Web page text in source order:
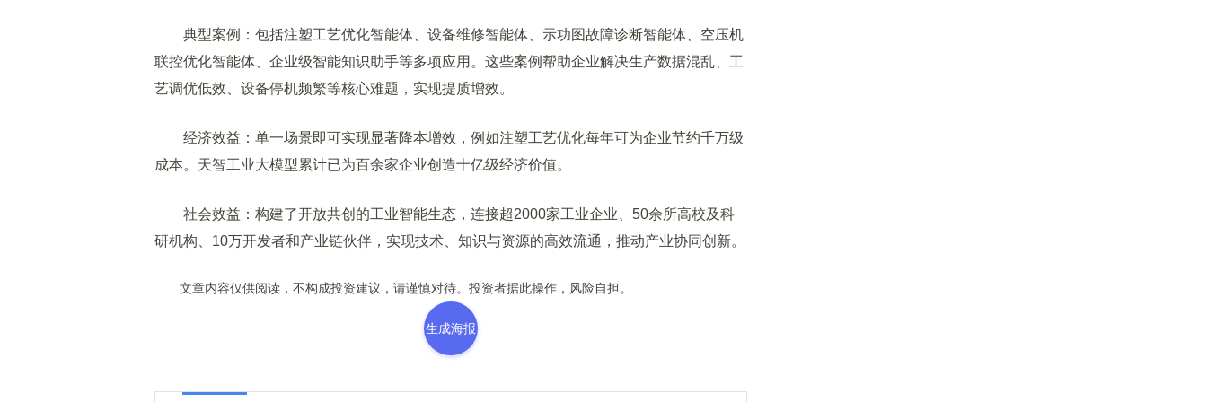
典型案例：包括注塑工艺优化智能体、设备维修智能体、示功图故障诊断智能体、空压机
联控优化智能体、企业级智能知识助手等多项应用。这些案例帮助企业解决生产数据混乱、工
艺调优低效、设备停机频繁等核心难题，实现提质增效。
经济效益：单一场景即可实现显著降本增效，例如注塑工艺优化每年可为企业节约千万级
成本。天智工业大模型累计已为百余家企业创造十亿级经济价值。
社会效益：构建了开放共创的工业智能生态，连接超2000家工业企业、50余所高校及科
研机构、10万开发者和产业链伙伴，实现技术、知识与资源的高效流通，推动产业协同创新。
文章内容仅供阅读，不构成投资建议，请谨慎对待。投资者据此操作，风险自担。
生成海报